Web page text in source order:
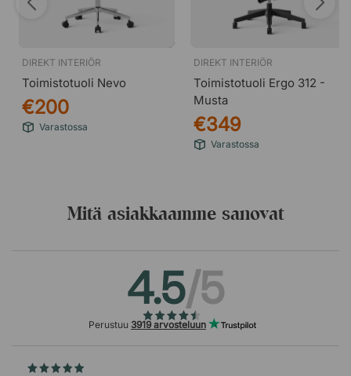
DIREKT INTERIÖR
Toimistotuoli Nevo
€200
Varastossa
DIREKT INTERIÖR
Toimistotuoli Ergo 312 -
Musta
€349
Varastossa
Mitä asiakkaamme sanovat
4.5/5
Perustuu 3919 arvosteluun